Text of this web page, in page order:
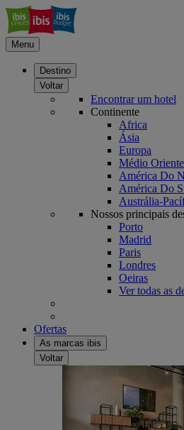
Menu
Destino
Voltar
Encontrar um hotel
Continente
Africa
Ásia
Europa
Médio Oriente
América Do
América Do
Austrália-
Nossos principais
Porto
Madrid
Paris
Londres
Oeiras
Ver todas as
Ofertas
As marcas ibis
Voltar